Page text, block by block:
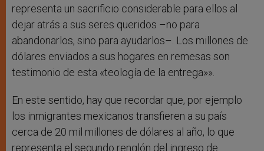
representa un sacrificio considerable para ellos al
dejar atrás a sus seres queridos –no para
abandonarlos, sino para ayudarlos–. Los millones de
dólares enviados a sus hogares en remesas son
testimonio de esta «teología de la entrega»».
En este sentido, hay que recordar que, por ejemplo
los inmigrantes mexicanos transfieren a su país
cerca de 20 mil millones de dólares al año, lo que
representa el segundo renglón del ingreso de